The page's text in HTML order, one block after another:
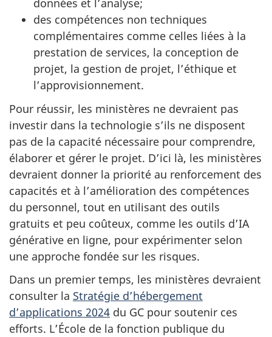
données et l’analyse;
des compétences non techniques
complémentaires comme celles liées à la
prestation de services, la conception de
projet, la gestion de projet, l’éthique et
l’approvisionnement.
Pour réussir, les ministères ne devraient pas
investir dans la technologie s’ils ne disposent
pas de la capacité nécessaire pour comprendre,
élaborer et gérer le projet. D’ici là, les ministères
devraient donner la priorité au renforcement des
capacités et à l’amélioration des compétences
du personnel, tout en utilisant des outils
gratuits et peu coûteux, comme les outils d’IA
générative en ligne, pour expérimenter selon
une approche fondée sur les risques.
Dans un premier temps, les ministères devraient
consulter la Stratégie d’hébergement
d’applications 2024 du GC pour soutenir ces
efforts. L’École de la fonction publique du